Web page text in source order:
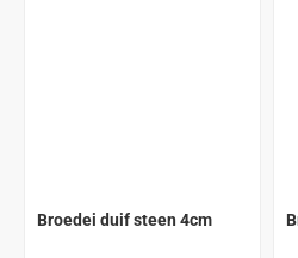
Broedei duif steen 4cm